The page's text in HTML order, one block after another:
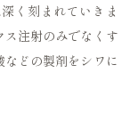
く刻まれていきま
注射のみでなくす
どの製剤をシワに